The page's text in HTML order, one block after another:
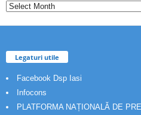
Legaturi utile
Facebook Dsp Iasi
Infocons
PLATFORMA NAȚIONALĂ DE